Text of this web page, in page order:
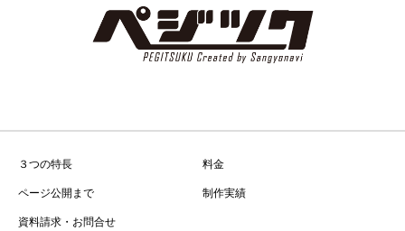
３つの特長
料金
ページ公開まで
制作実績
資料請求・お問合せ